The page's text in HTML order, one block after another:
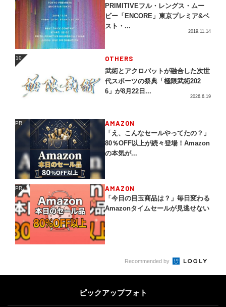
PRIMITIVEフル・レングス・ムー
ビー「ENCORE」東京プレミア&ベ
スト・...
2019.11.14
10 OTHERS
武術とアクロバットが融合した次世
代スポーツの祭典「極限武術202
6」が8月22日...
2026.6.19
PR AMAZON
「え、こんなセールやってたの？」
80％OFF以上が続々登場！Amazon
の本気が...
PR AMAZON
「今日の目玉商品は？」毎日変わる
Amazonタイムセールが見逃せない
Recommended by
ピックアップフォト